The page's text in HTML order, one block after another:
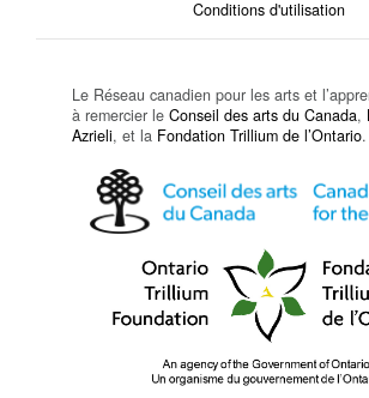
Conditions d'utilisation
Le Réseau canadien pour les arts et
à remercier le Conseil des arts du Canada,
Azrieli, et la Fondation Trillium de l’Ontario.